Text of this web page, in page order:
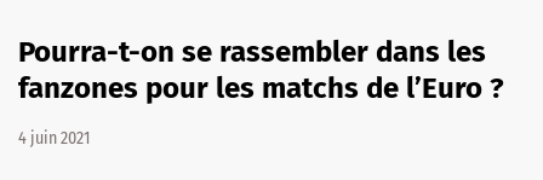
Pourra-t-on se rassembler dans les
fanzones pour les matchs de l’Euro ?
4 juin 2021